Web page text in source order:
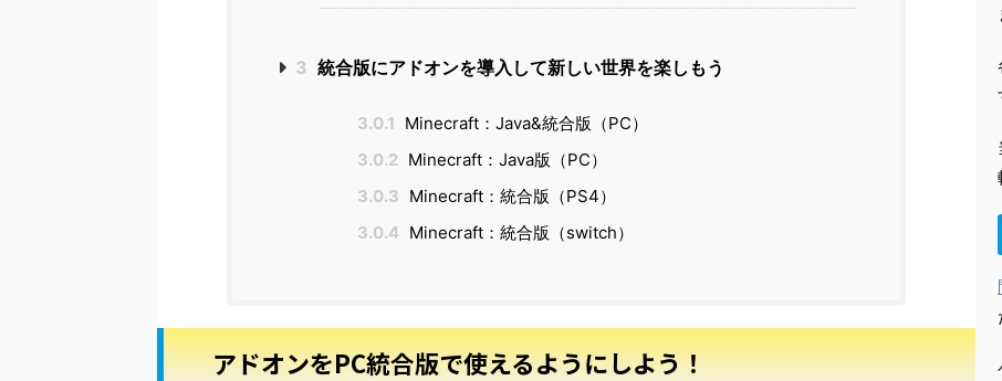
3 統合版にアドオンを導入して新しい世界を楽しもう
3.0.1 Minecraft：Java&統合版（PC）
3.0.2 Minecraft：Java版（PC）
3.0.3 Minecraft：統合版（PS4）
3.0.4 Minecraft：統合版（switch）
アドオンをPC統合版で使えるようにしよう！